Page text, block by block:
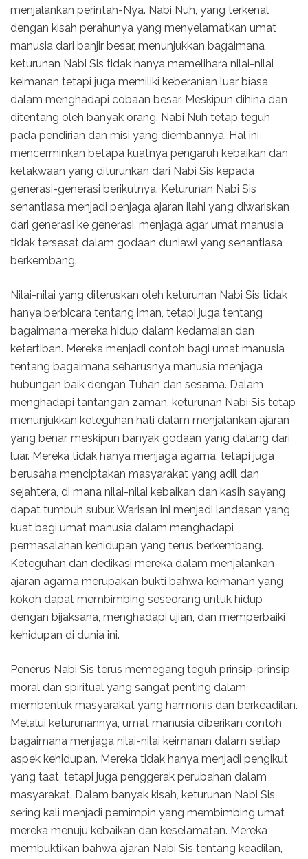
menjalankan perintah-Nya. Nabi Nuh, yang terkenal
dengan kisah perahunya yang menyelamatkan umat
manusia dari banjir besar, menunjukkan bagaimana
keturunan Nabi Sis tidak hanya memelihara nilai-nilai
keimanan tetapi juga memiliki keberanian luar biasa
dalam menghadapi cobaan besar. Meskipun dihina dan
ditentang oleh banyak orang, Nabi Nuh tetap teguh
pada pendirian dan misi yang diembannya. Hal ini
mencerminkan betapa kuatnya pengaruh kebaikan dan
ketakwaan yang diturunkan dari Nabi Sis kepada
generasi-generasi berikutnya. Keturunan Nabi Sis
senantiasa menjadi penjaga ajaran ilahi yang diwariskan
dari generasi ke generasi, menjaga agar umat manusia
tidak tersesat dalam godaan duniawi yang senantiasa
berkembang.
Nilai-nilai yang diteruskan oleh keturunan Nabi Sis tidak
hanya berbicara tentang iman, tetapi juga tentang
bagaimana mereka hidup dalam kedamaian dan
ketertiban. Mereka menjadi contoh bagi umat manusia
tentang bagaimana seharusnya manusia menjaga
hubungan baik dengan Tuhan dan sesama. Dalam
menghadapi tantangan zaman, keturunan Nabi Sis tetap
menunjukkan keteguhan hati dalam menjalankan ajaran
yang benar, meskipun banyak godaan yang datang dari
luar. Mereka tidak hanya menjaga agama, tetapi juga
berusaha menciptakan masyarakat yang adil dan
sejahtera, di mana nilai-nilai kebaikan dan kasih sayang
dapat tumbuh subur. Warisan ini menjadi landasan yang
kuat bagi umat manusia dalam menghadapi
permasalahan kehidupan yang terus berkembang.
Keteguhan dan dedikasi mereka dalam menjalankan
ajaran agama merupakan bukti bahwa keimanan yang
kokoh dapat membimbing seseorang untuk hidup
dengan bijaksana, menghadapi ujian, dan memperbaiki
kehidupan di dunia ini.
Penerus Nabi Sis terus memegang teguh prinsip-prinsip
moral dan spiritual yang sangat penting dalam
membentuk masyarakat yang harmonis dan berkeadilan.
Melalui keturunannya, umat manusia diberikan contoh
bagaimana menjaga nilai-nilai keimanan dalam setiap
aspek kehidupan. Mereka tidak hanya menjadi pengikut
yang taat, tetapi juga penggerak perubahan dalam
masyarakat. Dalam banyak kisah, keturunan Nabi Sis
sering kali menjadi pemimpin yang membimbing umat
mereka menuju kebaikan dan keselamatan. Mereka
membuktikan bahwa ajaran Nabi Sis tentang keadilan,